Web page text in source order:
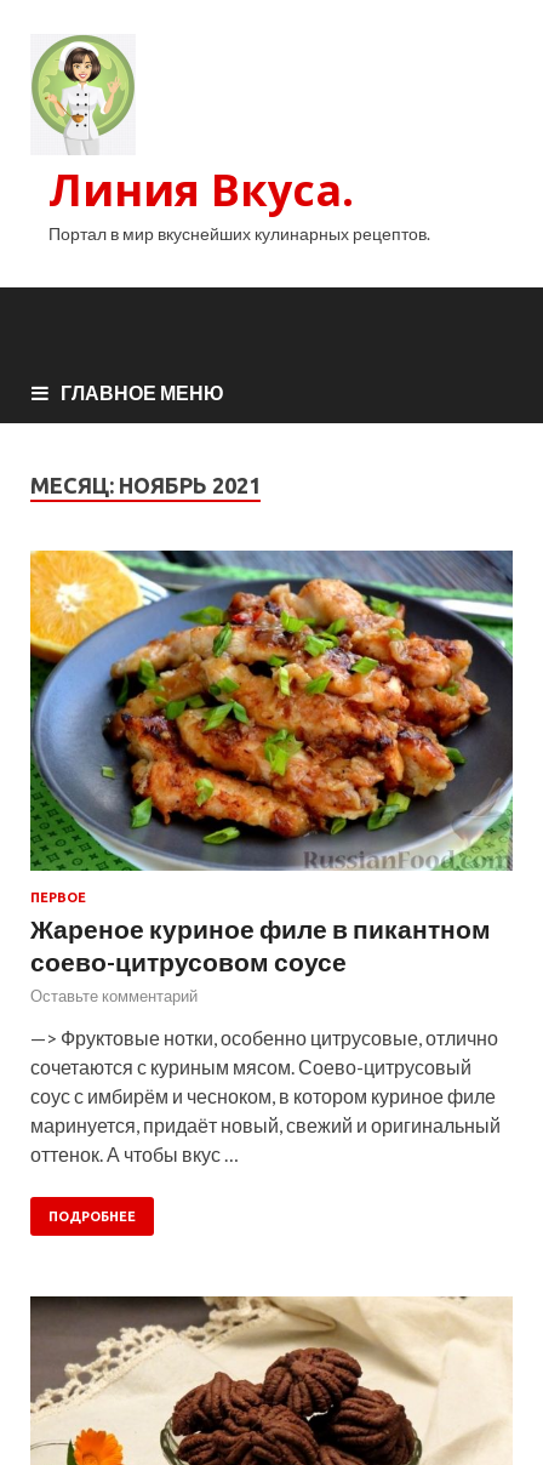
Линия Вкуса.
Портал в мир вкуснейших кулинарных рецептов.
ГЛАВНОЕ МЕНЮ
МЕСЯЦ: НОЯБРЬ 2021
ПЕРВОЕ
Жареное куриное филе в пикантном
соево-цитрусовом соусе
Оставьте комментарий
—> Фруктовые нотки, особенно цитрусовые, отлично
сочетаются с куриным мясом. Соево-цитрусовый
соус с имбирём и чесноком, в котором куриное филе
маринуется, придаёт новый, свежий и оригинальный
оттенок. А чтобы вкус …
ПОДРОБНЕЕ